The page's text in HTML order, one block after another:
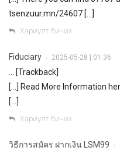
tsenzuur.mn/24607 […]
Хариулт бичих
Fiduciary • 2025-05-28 | 01:36
… [Trackback]
[…] Read More Information
[…]
Хариулт бичих
วิธีการสมัคร ฝากเงิน LSM99 •